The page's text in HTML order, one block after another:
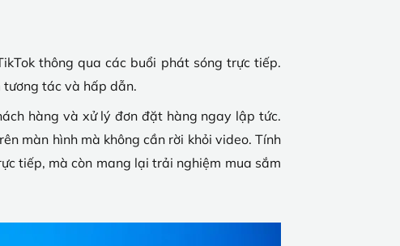
thông qua các buổi phát sóng trực tiếp.
tác và hấp dẫn.
hàng và xử lý đơn đặt hàng ngay lập tức.
màn hình mà không cần rời khỏi video. Tính
tiếp, mà còn mang lại trải nghiệm mua sắm